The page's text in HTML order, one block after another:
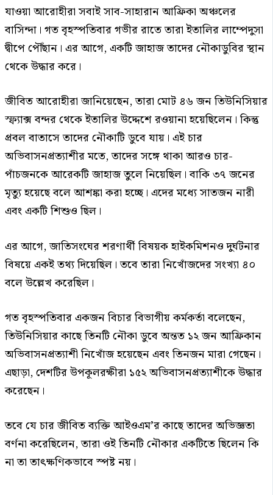
যাওয়া আরোহীরা সবাই সাব-সাহারান আফ্রিকা অঞ্চলের
বাসিন্দা। গত বৃহস্পতিবার গভীর রাতে তারা ইতালির লাম্পেদুসা
দ্বীপে পৌঁছান। এর আগে, একটি জাহাজ তাদের নৌকাডুবির স্থান
থেকে উদ্ধার করে।
জীবিত আরোহীরা জানিয়েছেন, তারা মোট ৪৬ জন তিউনিসিয়ার
স্ফ্যাক্স বন্দর থেকে ইতালির উদ্দেশে রওয়ানা হয়েছিলেন। কিন্তু
প্রবল বাতাসে তাদের নৌকাটি ডুবে যায়। এই চার
অভিবাসনপ্রত্যাশীর মতে, তাদের সঙ্গে থাকা আরও চার-
পাঁচজনকে আরেকটি জাহাজ তুলে নিয়েছিল। বাকি ৩৭ জনের
মৃত্যু হয়েছে বলে আশঙ্কা করা হচ্ছে। এদের মধ্যে সাতজন নারী
এবং একটি শিশুও ছিল।
এর আগে, জাতিসংঘের শরণার্থী বিষয়ক হাইকমিশনও দুর্ঘটনার
বিষয়ে একই তথ্য দিয়েছিল। তবে তারা নিখোঁজদের সংখ্যা ৪০
বলে উল্লেখ করেছিল।
গত বৃহস্পতিবার একজন বিচার বিভাগীয় কর্মকর্তা বলেছেন,
তিউনিসিয়ার কাছে তিনটি নৌকা ডুবে অন্তত ১২ জন আফ্রিকান
অভিবাসনপ্রত্যাশী নিখোঁজ হয়েছেন এবং তিনজন মারা গেছেন।
এছাড়া, দেশটির উপকূলরক্ষীরা ১৫২ অভিবাসনপ্রত্যাশীকে উদ্ধার
করেছেন।
তবে যে চার জীবিত ব্যক্তি আইওএম’র কাছে তাদের অভিজ্ঞতা
বর্ণনা করেছিলেন, তারা ওই তিনটি নৌকার একটিতে ছিলেন কি
না তা তাৎক্ষণিকভাবে স্পষ্ট নয়।